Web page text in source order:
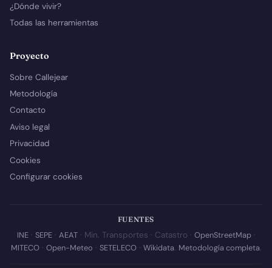
¿Dónde vivir?
Todas las herramientas
Proyecto
Sobre Callejear
Metodología
Contacto
Aviso legal
Privacidad
Cookies
Configurar cookies
FUENTES
INE· SEPE· AEAT· Min. Transportes · Catastro · OpenStreetMap·
MITECO· Open-Meteo · SETELECO· Wikidata. Metodología completa.